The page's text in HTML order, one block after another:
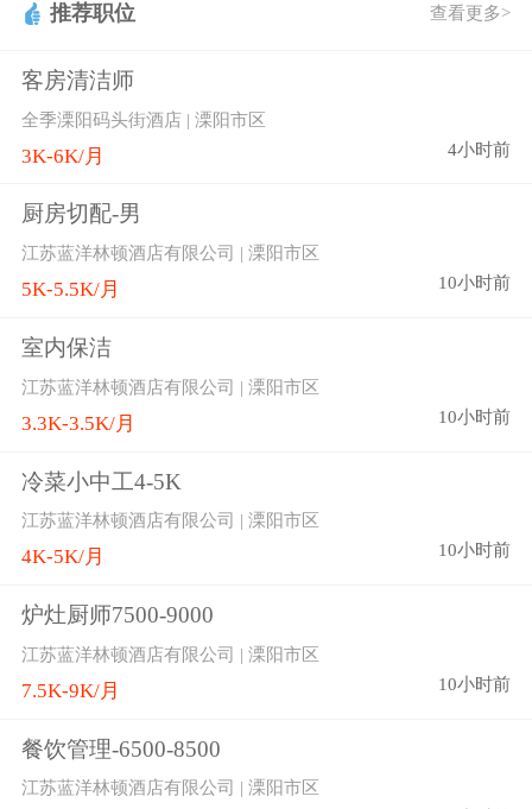
推荐职位 查看更多>
客房清洁师
全季溧阳码头街酒店 | 溧阳市区
3K-6K/月 4小时前
厨房切配-男
江苏蓝洋林顿酒店有限公司 | 溧阳市区
5K-5.5K/月 10小时前
室内保洁
江苏蓝洋林顿酒店有限公司 | 溧阳市区
3.3K-3.5K/月 10小时前
冷菜小中工4-5K
江苏蓝洋林顿酒店有限公司 | 溧阳市区
4K-5K/月 10小时前
炉灶厨师7500-9000
江苏蓝洋林顿酒店有限公司 | 溧阳市区
7.5K-9K/月 10小时前
餐饮管理-6500-8500
江苏蓝洋林顿酒店有限公司 | 溧阳市区